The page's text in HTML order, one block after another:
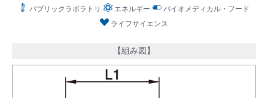
パブリックラボラトリ
エネルギー
バイオメディカル・フード
ライフサイエンス
【組み図】